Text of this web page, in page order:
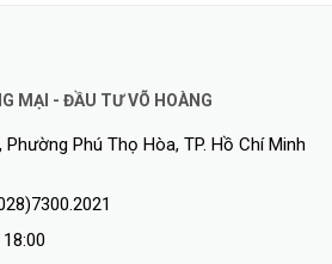
MẠI - ĐẦU TƯ VÕ HOÀNG
Phú Thọ Hòa, TP. Hồ Chí Minh